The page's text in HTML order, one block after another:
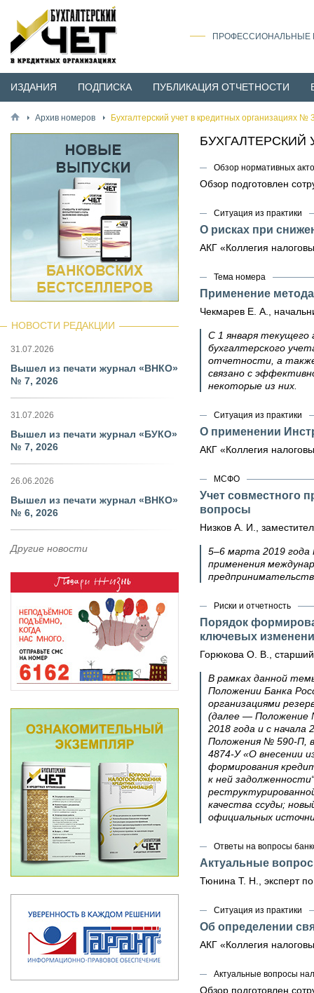
ПРОФЕССИОНАЛЬНЫЕ
ИЗДАНИЯ ПОДПИСКА ПУБЛИКАЦИЯ ОТЧЕТНОСТИ
Архив номеров Бухгалтерский учет в кредитных организациях №
БУХГАЛТЕРСКИЙ
Обзор нормативных
Обзор подготовлен
Ситуация из практики
О рисках при
АКГ «Коллегия
Тема номера
Применение
Чекмарев Е. А.,
С 1 января
бухгалтерского
отчетности, а
связано с
некоторые из них.
Ситуация из практики
О применении
АКГ «Коллегия
МСФО
Учет совместного
вопросы
Низков А. И.,
5–6 марта 2019
применения
Риски и отчетность
Порядок
ключевых
Горюкова О. В., старший
В рамках данной
Положении Банка
организациями
(далее — Положение
2018 года и с
Положения № 590‑П,
4874‑У «О внесении
формирования
к ней
качества ссуды;
официальных
Ответы на вопросы
Актуальные
Тюнина Т. Н., эксперт
Ситуация из практики
Об определении
АКГ «Коллегия
Актуальные вопросы
Обзор подготовлен
НОВОСТИ РЕДАКЦИИ
31.07.2026
Вышел из печати журнал «ВНКО»
№ 7, 2026
31.07.2026
Вышел из печати журнал «БУКО»
№ 7, 2026
26.06.2026
Вышел из печати журнал «ВНКО»
№ 6, 2026
Другие новости